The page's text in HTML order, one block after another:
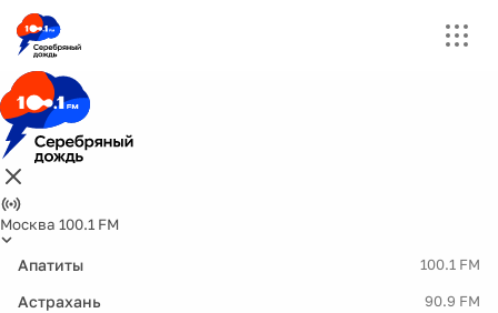
Москва 100.1 FM
Апатиты 100.1 FM
Астрахань 90.9 FM